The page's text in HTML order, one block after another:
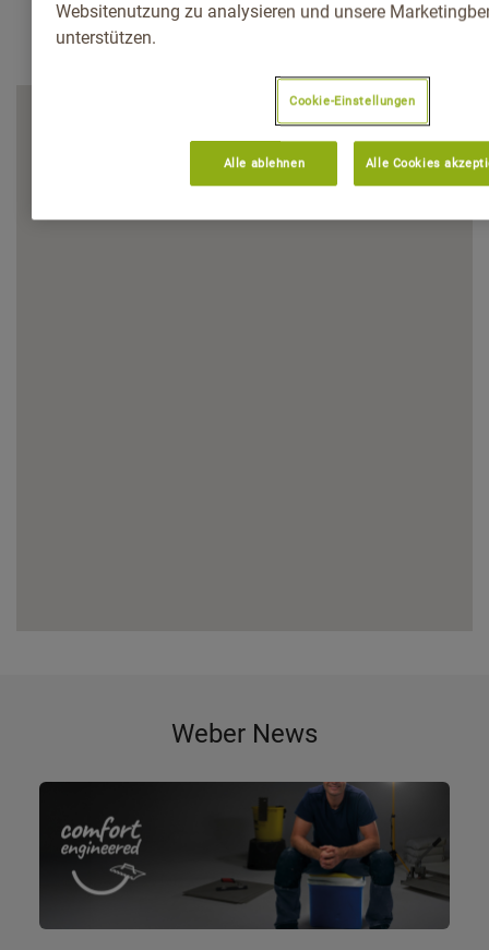
Weber News
Websitenutzung zu analysieren und unsere
unterstützen.
Cookie-Einstellungen
Alle ablehnen Alle Cookies